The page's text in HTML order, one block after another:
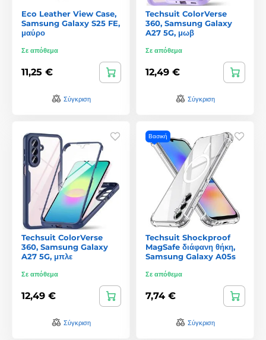
Eco Leather View Case,
Samsung Galaxy S25 FE,
μαύρο
Σε απόθεμα
11,25 €
Σύγκριση
Techsuit ColorVerse
360, Samsung Galaxy
A27 5G, μωβ
Σε απόθεμα
12,49 €
Σύγκριση
Techsuit ColorVerse
360, Samsung Galaxy
A27 5G, μπλε
Σε απόθεμα
12,49 €
Σύγκριση
Βασική
Techsuit Shockproof
MagSafe διάφανη θήκη,
Samsung Galaxy A05s
Σε απόθεμα
7,74 €
Σύγκριση